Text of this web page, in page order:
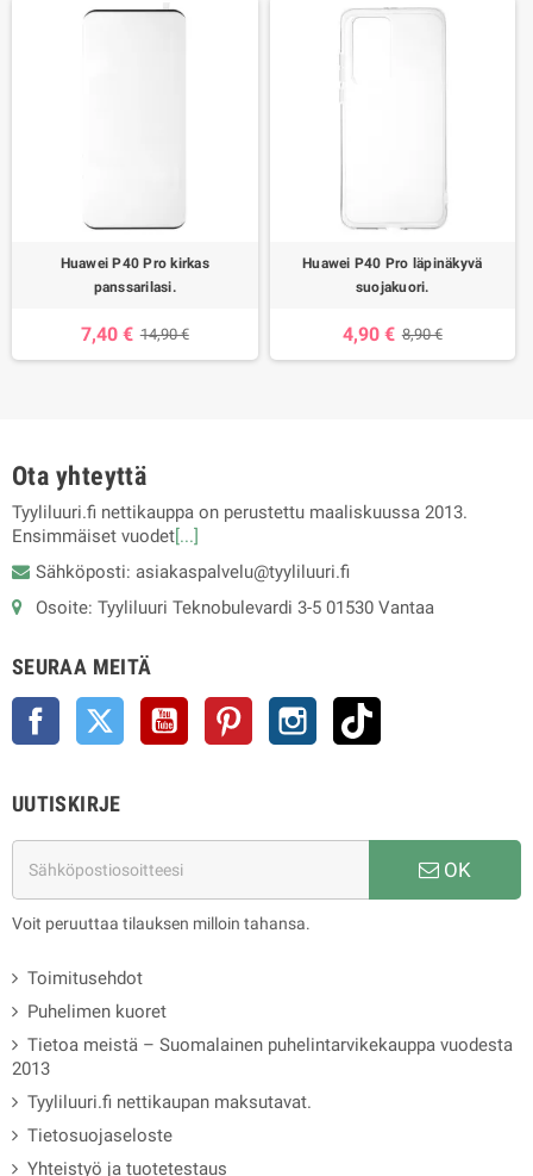
Huawei P40 Pro kirkas
panssarilasi.
7,40 € 14,90 €
Huawei P40 Pro läpinäkyvä
suojakuori.
4,90 € 8,90 €
Ota yhteyttä
Tyyliluuri.fi nettikauppa on perustettu maaliskuussa 2013.
Ensimmäiset vuodet[...]
Sähköposti: asiakaspalvelu@tyyliluuri.fi
Osoite: Tyyliluuri Teknobulevardi 3-5 01530 Vantaa
SEURAA MEITÄ
Facebook Twitter YouTube Pinterest Instagram
UUTISKIRJE
OK
Voit peruuttaa tilauksen milloin tahansa.
Toimitusehdot
Puhelimen kuoret
Tietoa meistä – Suomalainen puhelintarvikekauppa vuodesta
2013
Tyyliluuri.fi nettikaupan maksutavat.
Tietosuojaseloste
Yhteistyö ja tuotetestaus